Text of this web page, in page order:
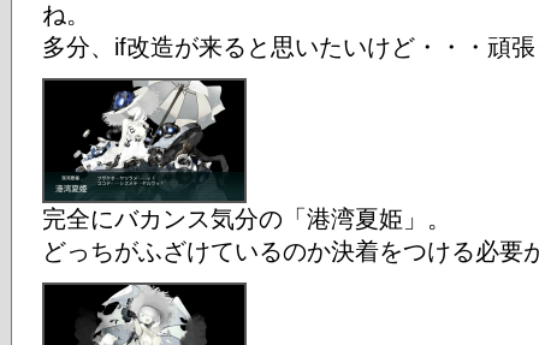
ね。
多分、if改造が来ると思いたいけど・・・頑
完全にバカンス気分の「港湾夏姫」。
どっちがふざけているのか決着をつける必要